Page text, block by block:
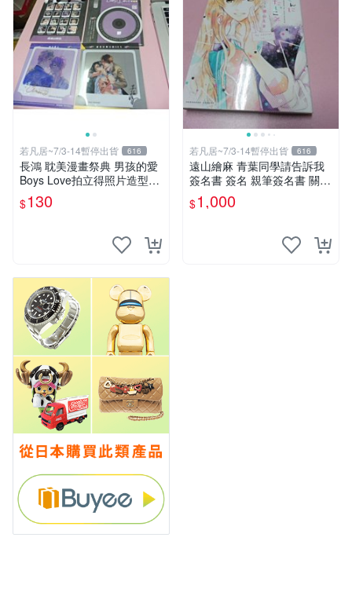
若凡居~7/3-14暫停出貨 616
長鴻 耽美漫畫祭典 男孩的愛
Boys Love拍立得照片造型透
卡 第二彈 超值星期五的sex +
劇毒甜心
$130
若凡居~7/3-14暫停出貨 616
遠山繪麻 青葉同學請告訴我
簽名書 簽名 親筆簽名書 關鍵
字： 四月一日同學命理缺我
$1,000